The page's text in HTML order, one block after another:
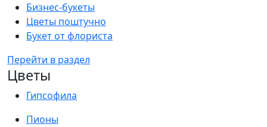
Бизнес-букеты
Цветы поштучно
Букет от флориста
Перейти в раздел
Цветы
Гипсофила
Пионы